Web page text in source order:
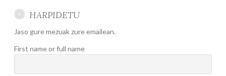
HARPIDETU
Jaso gure mezuak zure emailean.
First name or full name